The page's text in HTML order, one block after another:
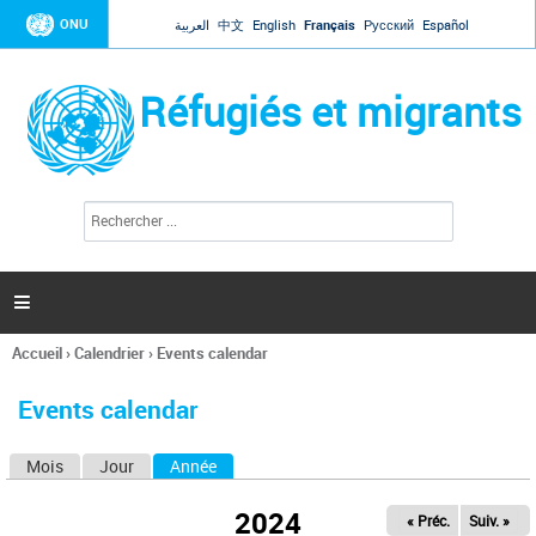
Jump to navigation
ONU العربية 中文 English Français Русский Español
Réfugiés et migrants
l
c
h
e

Vous
ici
Accueil›Calendrier› Events calendar
Events calendar
Mois Jour Année
2024 « Préc. Suiv. »